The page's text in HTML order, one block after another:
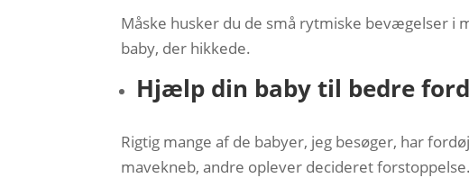
Måske husker du de små rytmiske bevægelser i
baby, der hikkede.
Hjælp din baby til bedre
Rigtig mange af de babyer, jeg besøger, har
mavekneb, andre oplever decideret